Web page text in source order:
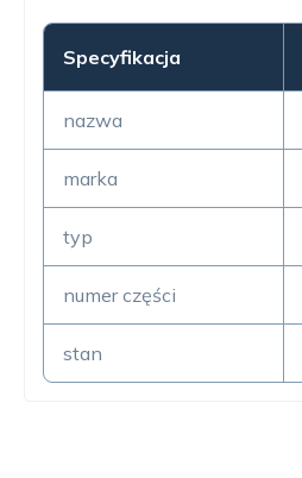
Specyfikacja
nazwa
marka
typ
numer części
stan